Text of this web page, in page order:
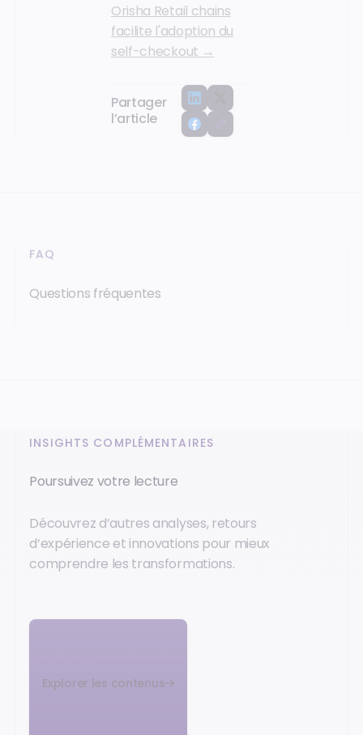
Orisha Retail chains
facilite l'adoption du
self-checkout →
Partager
l’article
FAQ
Questions fréquentes
INSIGHTS COMPLÉMENTAIRES
Poursuivez votre lecture
Découvrez d’autres analyses, retours
d’expérience et innovations pour mieux
comprendre les transformations.
Explorer les contenus